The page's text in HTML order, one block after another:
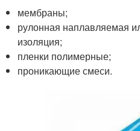
мембраны;
рулонная наплавляемая
изоляция;
пленки полимерные;
проникающие смеси.